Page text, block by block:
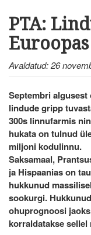
PTA:
Avaldatud: 26
Septembri algusest
lindude gripp
300s linnufarmis
hukata on tulnud
miljoni kodulinnu.
Saksamaal,
ja Hispaanias on
hukkunud
sookurgi.
ohuprognoosi
korraldatakse